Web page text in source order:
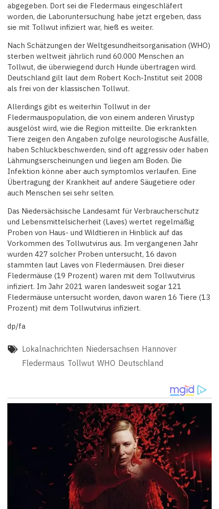
abgegeben. Dort sei die Fledermaus eingeschläfert
worden, die Laboruntersuchung habe jetzt ergeben, dass
sie mit Tollwut infiziert war, hieß es weiter.
Nach Schätzungen der Weltgesundheitsorganisation (WHO)
sterben weltweit jährlich rund 60.000 Menschen an
Tollwut, die überwiegend durch Hunde übertragen wird.
Deutschland gilt laut dem Robert Koch-Institut seit 2008
als frei von der klassischen Tollwut.
Allerdings gibt es weiterhin Tollwut in der
Fledermauspopulation, die von einem anderen Virustyp
ausgelöst wird, wie die Region mitteilte. Die erkrankten
Tiere zeigen den Angaben zufolge neurologische Ausfälle,
haben Schluckbeschwerden, sind oft aggressiv oder haben
Lähmungserscheinungen und liegen am Boden. Die
Infektion könne aber auch symptomlos verlaufen. Eine
Übertragung der Krankheit auf andere Säugetiere oder
auch Menschen sei sehr selten.
Das Niedersächsische Landesamt für Verbraucherschutz
und Lebensmittelsicherheit (Laves) wertet regelmäßig
Proben von Haus- und Wildtieren in Hinblick auf das
Vorkommen des Tollwutvirus aus. Im vergangenen Jahr
wurden 427 solcher Proben untersucht, 16 davon
stammten laut Laves von Fledermäusen. Drei dieser
Fledermäuse (19 Prozent) waren mit dem Tollwutvirus
infiziert. Im Jahr 2021 waren landesweit sogar 121
Fledermäuse untersucht worden, davon waren 16 Tiere (13
Prozent) mit dem Tollwutvirus infiziert.
dp/fa
Lokalnachrichten Niedersachsen Hannover
Fledermaus Tollwut WHO Deutschland